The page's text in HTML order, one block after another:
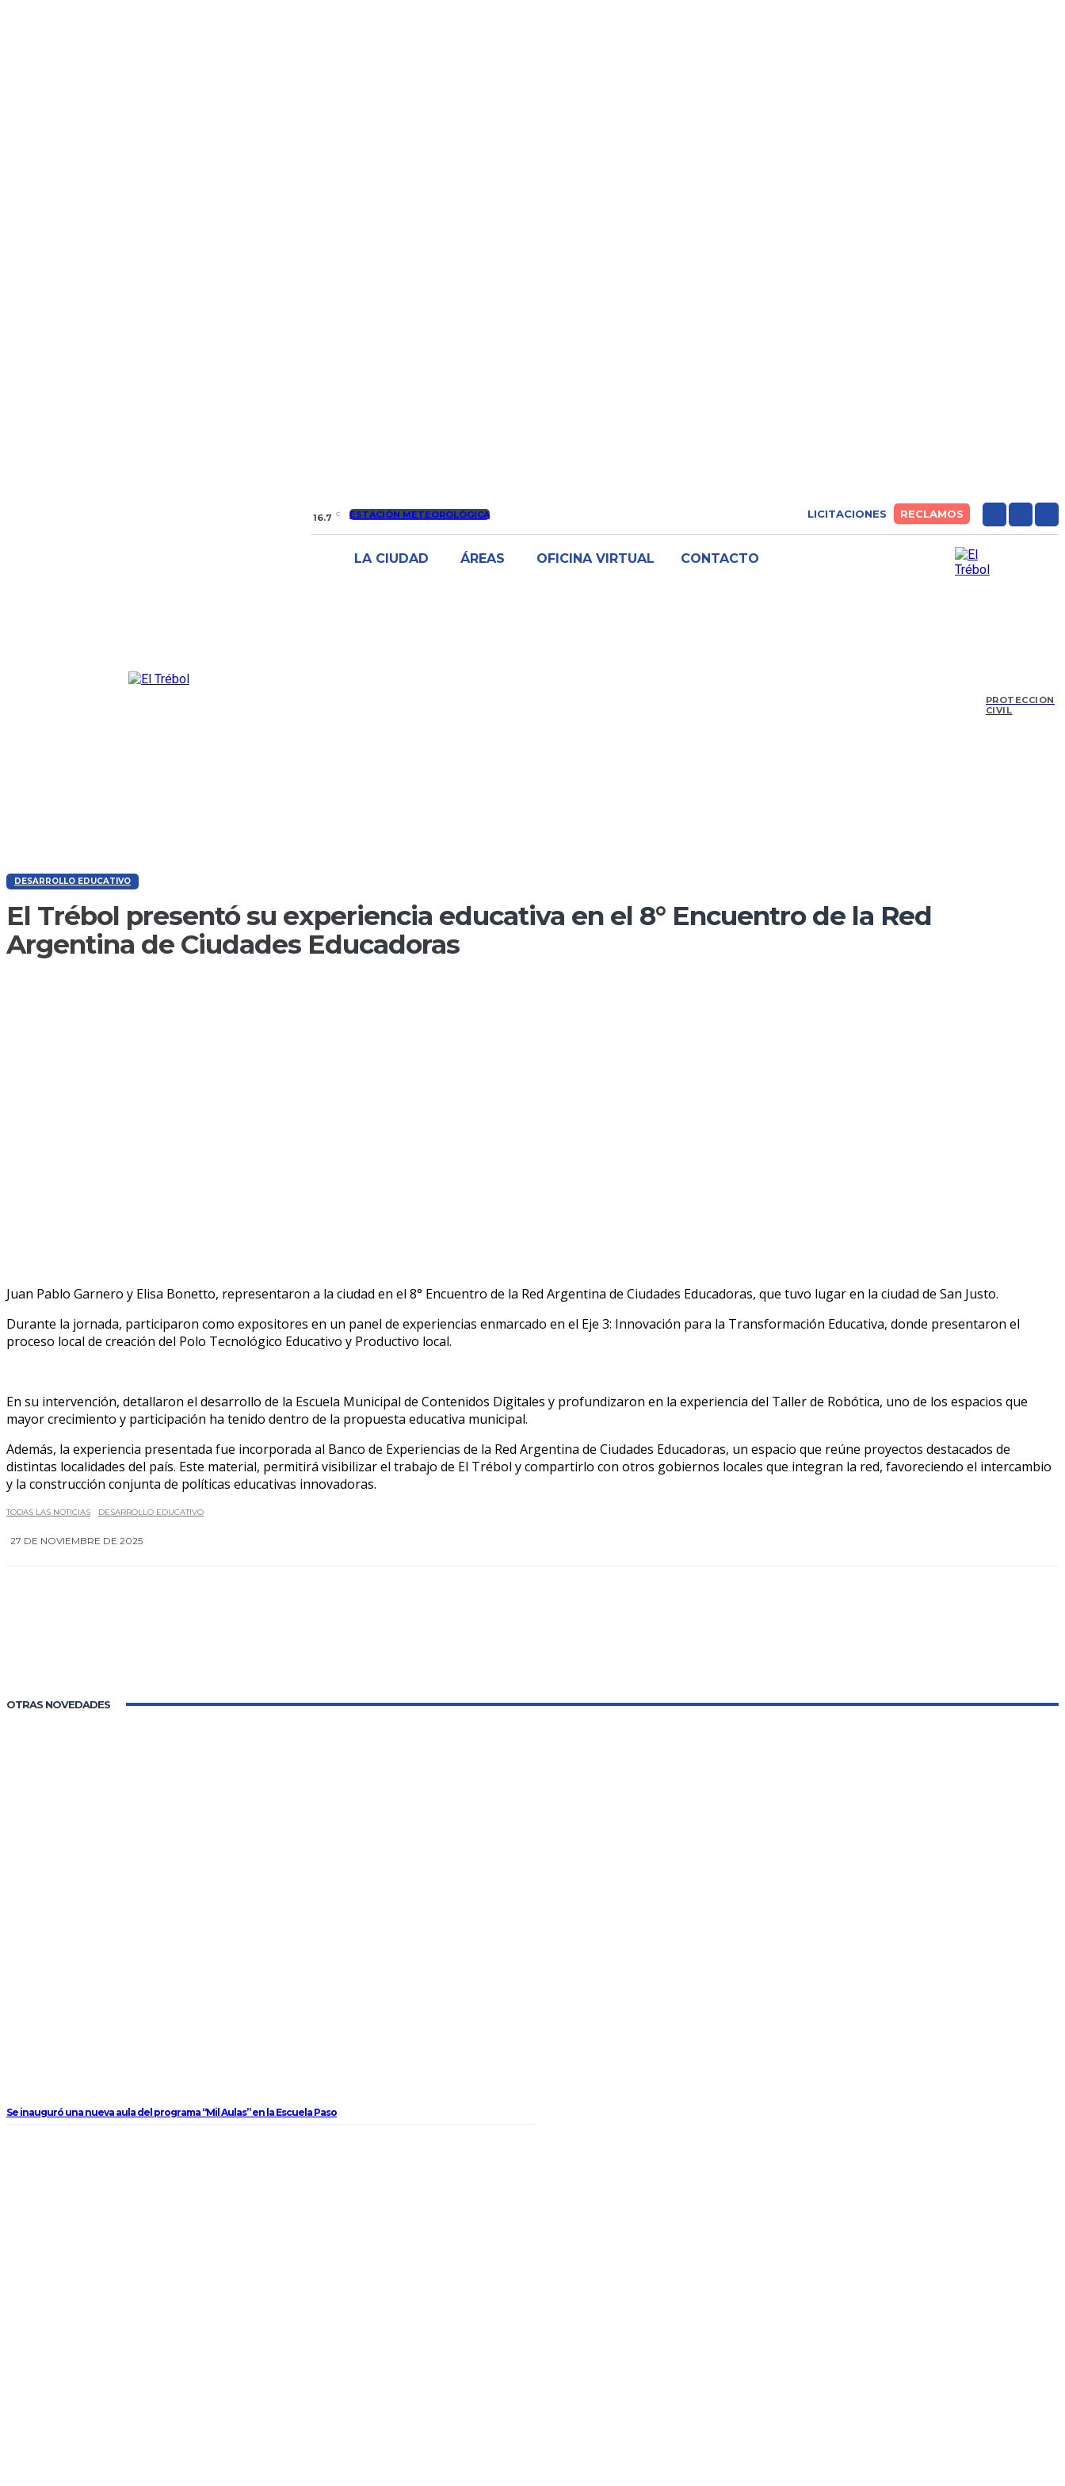
16.7 C ESTACIÓN METEOROLÓGICA LICITACIONES RECLAMOS
LA CIUDAD ÁREAS OFICINA VIRTUAL CONTACTO
PROTECCIÓN
CIVIL
DESARROLLO EDUCATIVO
El Trébol presentó su experiencia educativa en el 8° Encuentro de la Red
Argentina de Ciudades Educadoras
Juan Pablo Garnero y Elisa Bonetto, representaron a la ciudad en el 8° Encuentro de la Red Argentina de Ciudades Educadoras, que tuvo lugar en la ciudad de San Justo.
Durante la jornada, participaron como expositores en un panel de experiencias enmarcado en el Eje 3: Innovación para la Transformación Educativa, donde presentaron el
proceso local de creación del Polo Tecnológico Educativo y Productivo local.
En su intervención, detallaron el desarrollo de la Escuela Municipal de Contenidos Digitales y profundizaron en la experiencia del Taller de Robótica, uno de los espacios que
mayor crecimiento y participación ha tenido dentro de la propuesta educativa municipal.
Además, la experiencia presentada fue incorporada al Banco de Experiencias de la Red Argentina de Ciudades Educadoras, un espacio que reúne proyectos destacados de
distintas localidades del país. Este material, permitirá visibilizar el trabajo de El Trébol y compartirlo con otros gobiernos locales que integran la red, favoreciendo el intercambio
y la construcción conjunta de políticas educativas innovadoras.
TODAS LAS NOTICIAS DESARROLLO EDUCATIVO
27 DE NOVIEMBRE DE 2025
OTRAS NOVEDADES
Se inauguró una nueva aula del programa “Mil Aulas” en la Escuela Paso